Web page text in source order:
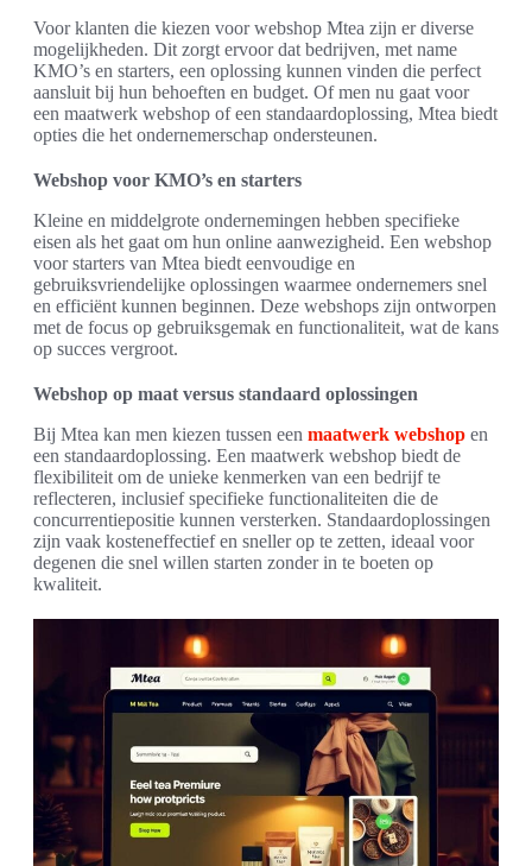
Voor klanten die kiezen voor webshop Mtea zijn er diverse
mogelijkheden. Dit zorgt ervoor dat bedrijven, met name
KMO’s en starters, een oplossing kunnen vinden die perfect
aansluit bij hun behoeften en budget. Of men nu gaat voor
een maatwerk webshop of een standaardoplossing, Mtea biedt
opties die het ondernemerschap ondersteunen.
Webshop voor KMO’s en starters
Kleine en middelgrote ondernemingen hebben specifieke
eisen als het gaat om hun online aanwezigheid. Een webshop
voor starters van Mtea biedt eenvoudige en
gebruiksvriendelijke oplossingen waarmee ondernemers snel
en efficiënt kunnen beginnen. Deze webshops zijn ontworpen
met de focus op gebruiksgemak en functionaliteit, wat de kans
op succes vergroot.
Webshop op maat versus standaard oplossingen
Bij Mtea kan men kiezen tussen een maatwerk webshop en
een standaardoplossing. Een maatwerk webshop biedt de
flexibiliteit om de unieke kenmerken van een bedrijf te
reflecteren, inclusief specifieke functionaliteiten die de
concurrentiepositie kunnen versterken. Standaardoplossingen
zijn vaak kosteneffectief en sneller op te zetten, ideaal voor
degenen die snel willen starten zonder in te boeten op
kwaliteit.